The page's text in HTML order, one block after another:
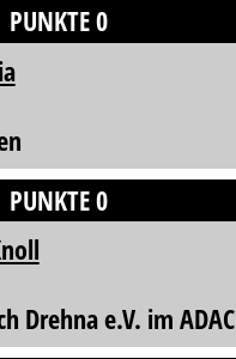
PUNKTE 0
PUNKTE 0
Drehna e.V. im ADAC